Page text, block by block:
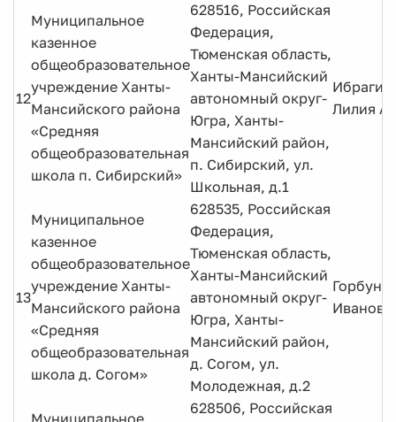
12
Муниципальное
казенное
общеобразовательное
учреждение Ханты-
Мансийского района
«Средняя
общеобразовательная
школа п. Сибирский»
628516, Российская
Федерация,
Тюменская область,
Ханты-Мансийский
автономный округ-
Югра, Ханты-
Мансийский район,
п. Сибирский, ул.
Школьная, д.1
Лилия
13
Муниципальное
казенное
общеобразовательное
учреждение Ханты-
Мансийского района
«Средняя
общеобразовательная
школа д. Согом»
628535, Российская
Федерация,
Тюменская область,
Ханты-Мансийский
автономный округ-
Югра, Ханты-
Мансийский район,
д. Согом, ул.
Молодежная, д.2
Муниципальное
628506, Российская